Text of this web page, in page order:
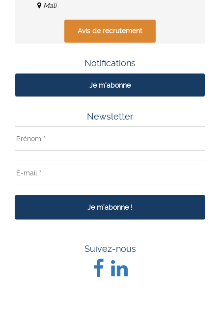
Mali
Avis de recrutement
Notifications
Je m'abonne
Newsletter
Suivez-nous